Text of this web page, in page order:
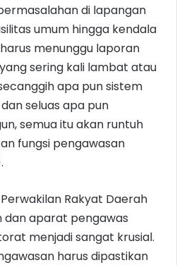
di lapangan
umum hingga kendala
menunggu laporan
sering kali lambat atau
apa pun sistem
seluas apa pun
semua itu akan runtuh
fungsi pengawasan
Rakyat Daerah
dan aparat pengawas
menjadi sangat krusial.
harus dipastikan